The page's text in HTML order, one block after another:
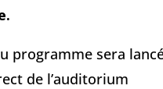
programme sera
de l’auditorium